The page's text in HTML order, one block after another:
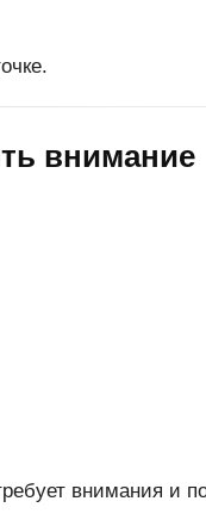
внимание
внимания и